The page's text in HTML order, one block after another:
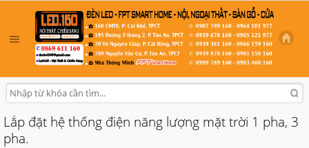
Lắp đặt hệ thống điện năng lượng mặt trời 1 pha, 3
pha.